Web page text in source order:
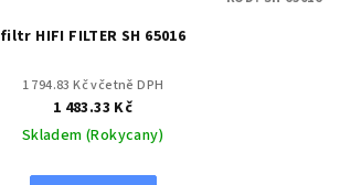
filtr HIFI FILTER SH 65016
1 794.83 Kč včetně DPH
1 483.33 Kč
Skladem (Rokycany)